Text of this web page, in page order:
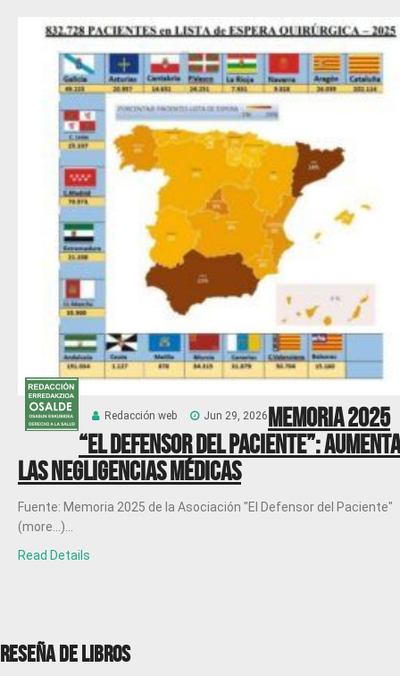
Redacción web Jun 29, 2026Memoria 2025
“El Defensor del Paciente”:
las negligencias médicas
Fuente: Memoria 2025 de la Asociación "El Defensor del Paciente"
(more…)...
Read Details
RESEÑA DE LIBROS